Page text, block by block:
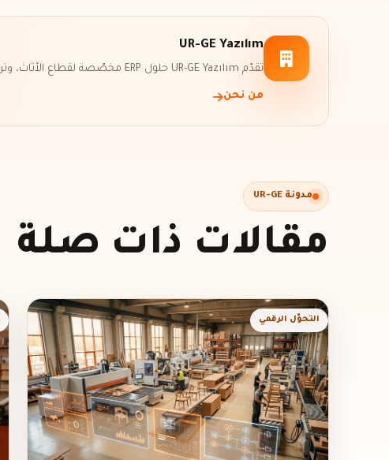
UR-GE Yazılım
تقدّم UR-GE Yazılım حلول ERP مخصّصة لقطاع الأثاث، وترقمِن كل عملياتك من الإنتاج إلى البيع.
من نحن
مدونة UR-GE
مقالات ذات صلة
التحوّل الرقمي